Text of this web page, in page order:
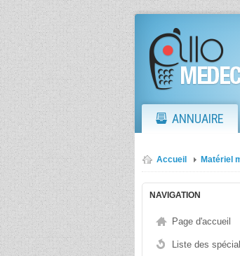
ANNUAIRE
Accueil Matériel
NAVIGATION
Page d'accueil
Liste des